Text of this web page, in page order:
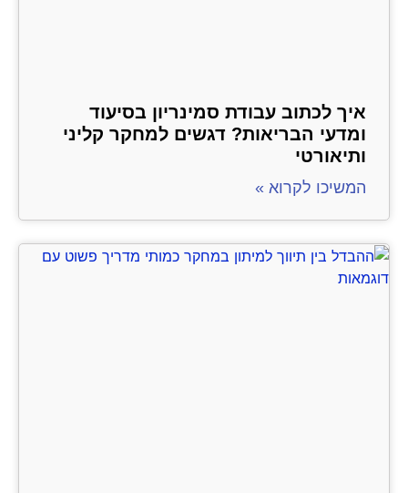
איך לכתוב עבודת סמינריון בסיעוד
ומדעי הבריאות? דגשים למחקר קליני
ותיאורטי
המשיכו לקרוא »